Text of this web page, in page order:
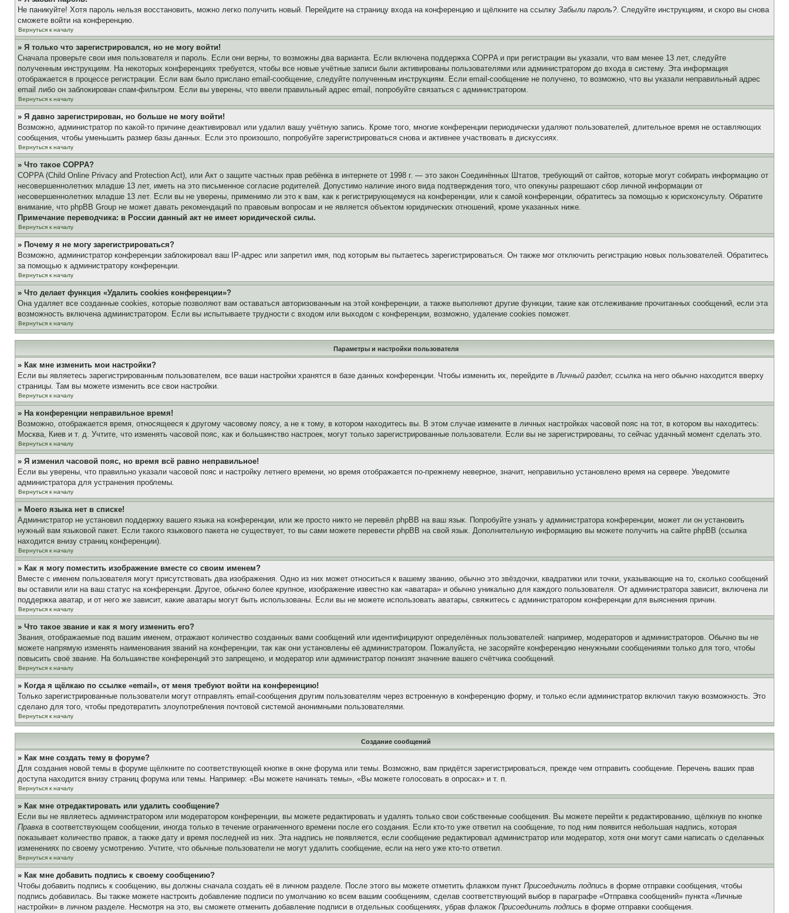
Не паникуйте! Хотя пароль нельзя восстановить, можно легко получить новый. Перейдите на страницу входа на конференцию и щёлкните на ссылку Забыли пароль?. Следуйте инструкциям, и скоро вы снова
сможете войти на конференцию.
Вернуться к началу
» Я только что зарегистрировался, но не могу войти!
Сначала проверьте свои имя пользователя и пароль. Если они верны, то возможны два варианта. Если включена поддержка COPPA и при регистрации вы указали, что вам менее 13 лет, следуйте
полученным инструкциям. На некоторых конференциях требуется, чтобы все новые учётные записи были активированы пользователями или администратором до входа в систему. Эта информация
отображается в процессе регистрации. Если вам было прислано email-сообщение, следуйте полученным инструкциям. Если email-сообщение не получено, то возможно, что вы указали неправильный адрес
email либо он заблокирован спам-фильтром. Если вы уверены, что ввели правильный адрес email, попробуйте связаться с администратором.
Вернуться к началу
» Я давно зарегистрирован, но больше не могу войти!
Возможно, администратор по какой-то причине деактивировал или удалил вашу учётную запись. Кроме того, многие конференции периодически удаляют пользователей, длительное время не оставляющих
сообщения, чтобы уменьшить размер базы данных. Если это произошло, попробуйте зарегистрироваться снова и активнее участвовать в дискуссиях.
Вернуться к началу
» Что такое COPPA?
COPPA (Child Online Privacy and Protection Act), или Акт о защите частных прав ребёнка в интернете от 1998 г. — это закон Соединённых Штатов, требующий от сайтов, которые могут собирать информацию от
несовершеннолетних младше 13 лет, иметь на это письменное согласие родителей. Допустимо наличие иного вида подтверждения того, что опекуны разрешают сбор личной информации от
несовершеннолетних младше 13 лет. Если вы не уверены, применимо ли это к вам, как к регистрирующемуся на конференции, или к самой конференции, обратитесь за помощью к юрисконсульту. Обратите
внимание, что phpBB Group не может давать рекомендаций по правовым вопросам и не является объектом юридических отношений, кроме указанных ниже.
Примечание переводчика: в России данный акт не имеет юридической силы.
Вернуться к началу
» Почему я не могу зарегистрироваться?
Возможно, администратор конференции заблокировал ваш IP-адрес или запретил имя, под которым вы пытаетесь зарегистрироваться. Он также мог отключить регистрацию новых пользователей. Обратитесь
за помощью к администратору конференции.
Вернуться к началу
» Что делает функция «Удалить cookies конференции»?
Она удаляет все созданные cookies, которые позволяют вам оставаться авторизованным на этой конференции, а также выполняют другие функции, такие как отслеживание прочитанных сообщений, если эта
возможность включена администратором. Если вы испытываете трудности с входом или выходом с конференции, возможно, удаление cookies поможет.
Вернуться к началу
Параметры и настройки пользователя
» Как мне изменить мои настройки?
Если вы являетесь зарегистрированным пользователем, все ваши настройки хранятся в базе данных конференции. Чтобы изменить их, перейдите вЛичный раздел; ссылка на него обычно находится вверху
страницы. Там вы можете изменить все свои настройки.
Вернуться к началу
» На конференции неправильное время!
Возможно, отображается время, относящееся к другому часовому поясу, а не к тому, в котором находитесь вы. В этом случае измените в личных настройках часовой пояс на тот, в котором вы находитесь:
Москва, Киев и т. д. Учтите, что изменять часовой пояс, как и большинство настроек, могут только зарегистрированные пользователи. Если вы не зарегистрированы, то сейчас удачный момент сделать это.
Вернуться к началу
» Я изменил часовой пояс, но время всё равно неправильное!
Если вы уверены, что правильно указали часовой пояс и настройку летнего времени, но время отображается по-прежнему неверное, значит, неправильно установлено время на сервере. Уведомите
администратора для устранения проблемы.
Вернуться к началу
» Моего языка нет в списке!
Администратор не установил поддержку вашего языка на конференции, или же просто никто не перевёл phpBB на ваш язык. Попробуйте узнать у администратора конференции, может ли он установить
нужный вам языковой пакет. Если такого языкового пакета не существует, то вы сами можете перевести phpBB на свой язык. Дополнительную информацию вы можете получить на сайте phpBB (ссылка
находится внизу страниц конференции).
Вернуться к началу
» Как я могу поместить изображение вместе со своим именем?
Вместе с именем пользователя могут присутствовать два изображения. Одно из них может относиться к вашему званию, обычно это звёздочки, квадратики или точки, указывающие на то, сколько сообщений
вы оставили или на ваш статус на конференции. Другое, обычно более крупное, изображение известно как «аватара» и обычно уникально для каждого пользователя. От администратора зависит, включена ли
поддержка аватар, и от него же зависит, какие аватары могут быть использованы. Если вы не можете использовать аватары, свяжитесь с администратором конференции для выяснения причин.
Вернуться к началу
» Что такое звание и как я могу изменить его?
Звания, отображаемые под вашим именем, отражают количество созданных вами сообщений или идентифицируют определённых пользователей: например, модераторов и администраторов. Обычно вы не
можете напрямую изменять наименования званий на конференции, так как они установлены её администратором. Пожалуйста, не засоряйте конференцию ненужными сообщениями только для того, чтобы
повысить своё звание. На большинстве конференций это запрещено, и модератор или администратор понизят значение вашего счётчика сообщений.
Вернуться к началу
» Когда я щёлкаю по ссылке «email», от меня требуют войти на конференцию!
Только зарегистрированные пользователи могут отправлять email-сообщения другим пользователям через встроенную в конференцию форму, и только если администратор включил такую возможность. Это
сделано для того, чтобы предотвратить злоупотребления почтовой системой анонимными пользователями.
Вернуться к началу
Создание сообщений
» Как мне создать тему в форуме?
Для создания новой темы в форуме щёлкните по соответствующей кнопке в окне форума или темы. Возможно, вам придётся зарегистрироваться, прежде чем отправить сообщение. Перечень ваших прав
доступа находится внизу страниц форума или темы. Например: «Вы можете начинать темы», «Вы можете голосовать в опросах» и т. п.
Вернуться к началу
» Как мне отредактировать или удалить сообщение?
Если вы не являетесь администратором или модератором конференции, вы можете редактировать и удалять только свои собственные сообщения. Вы можете перейти к редактированию, щёлкнув по кнопке
Правка в соответствующем сообщении, иногда только в течение ограниченного времени после его создания. Если кто-то уже ответил на сообщение, то под ним появится небольшая надпись, которая
показывает количество правок, а также дату и время последней из них. Эта надпись не появляется, если сообщение редактировал администратор или модератор, хотя они могут сами написать о сделанных
изменениях по своему усмотрению. Учтите, что обычные пользователи не могут удалить сообщение, если на него уже кто-то ответил.
Вернуться к началу
» Как мне добавить подпись к своему сообщению?
Чтобы добавить подпись к сообщению, вы должны сначала создать её в личном разделе. После этого вы можете отметить флажком пункт Присоединить подпись в форме отправки сообщения, чтобы
подпись добавилась. Вы также можете настроить добавление подписи по умолчанию ко всем вашим сообщениям, сделав соответствующий выбор в параграфе «Отправка сообщений» пункта «Личные
настройки» в личном разделе. Несмотря на это, вы сможете отменить добавление подписи в отдельных сообщениях, убрав флажок Присоединить подпись в форме отправки сообщения.